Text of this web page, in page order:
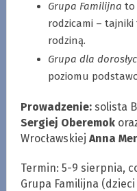
Grupa Familijna to
rodzicami – tajniki
rodziną.
Grupa dla
poziomu
Prowadzenie:solista
Sergiej Oberemok
Wrocławskiej Anna
Termin: 5-9 sierpnia,
Grupa Familijna